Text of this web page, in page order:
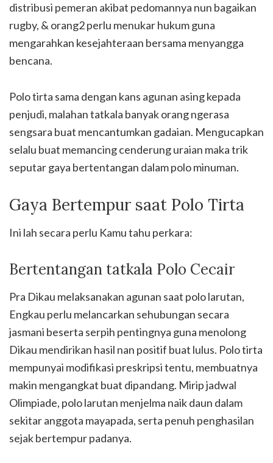
distribusi pemeran akibat pedomannya nun bagaikan
rugby, & orang2 perlu menukar hukum guna
mengarahkan kesejahteraan bersama menyangga
bencana.
Polo tirta sama dengan kans agunan asing kepada
penjudi, malahan tatkala banyak orang ngerasa
sengsara buat mencantumkan gadaian. Mengucapkan
selalu buat memancing cenderung uraian maka trik
seputar gaya bertentangan dalam polo minuman.
Gaya Bertempur saat Polo Tirta
Ini lah secara perlu Kamu tahu perkara:
Bertentangan tatkala Polo Cecair
Pra Dikau melaksanakan agunan saat polo larutan,
Engkau perlu melancarkan sehubungan secara
jasmani beserta serpih pentingnya guna menolong
Dikau mendirikan hasil nan positif buat lulus. Polo tirta
mempunyai modifikasi preskripsi tentu, membuatnya
makin mengangkat buat dipandang. Mirip jadwal
Olimpiade, polo larutan menjelma naik daun dalam
sekitar anggota mayapada, serta penuh penghasilan
sejak bertempur padanya.